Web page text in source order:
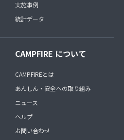
実施事例
統計データ
CAMPFIRE について
CAMPFIREとは
あんしん・安全への取り組み
ニュース
ヘルプ
お問い合わせ